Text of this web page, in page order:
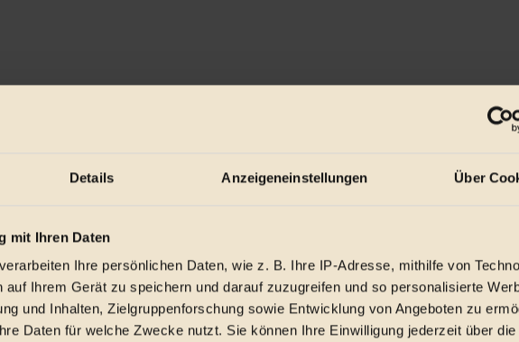
Details Anzeigeneinstellungen Über
mit Ihren Daten
verarbeiten Ihre persönlichen Daten, wie z. B. Ihre IP-Adresse, mithilfe von
Ihrem Gerät zu speichern und darauf zuzugreifen und so personalisierte
und Inhalten, Zielgruppenforschung sowie Entwicklung von Angeboten zu
Daten für welche Zwecke nutzt. Sie können Ihre Einwilligung jederzeit über
ab...